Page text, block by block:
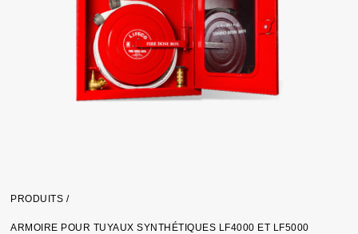
PRODUITS /
ARMOIRE POUR TUYAUX SYNTHÉTIQUES LF4000 ET LF5000